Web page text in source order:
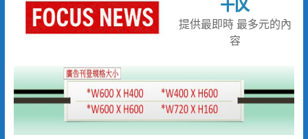
救護量能再升級！彰化聯合捐贈
4輛高規格救護車 首配全自動
利局:請用路人減速慢行
短影音行銷是什麼？2026 平台
比較、優缺點與電商變現全攻略
提供最即時 最多元的內
容